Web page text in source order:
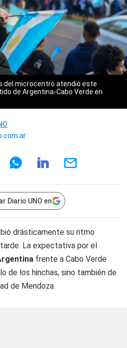
del microcentro atendió este
de Argentina-Cabo Verde en
Diario UNO en
drásticamente su ritmo
La expectativa por el
frente a Cabo Verde
de los hinchas, sino también de
de Mendoza.